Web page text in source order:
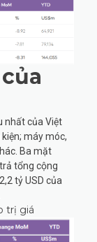
nhất của Việt
máy móc,
Ba mặt
tổng cộng
tỷ USD của
trị giá